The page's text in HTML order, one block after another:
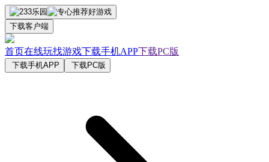
下载客户端
首页在线玩找游戏下载手机APP下载PC版
下载手机APP 下载PC版